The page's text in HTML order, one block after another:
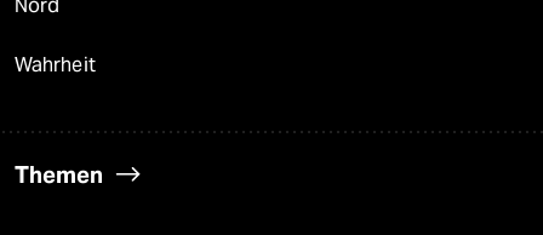
Nord
Wahrheit
Themen